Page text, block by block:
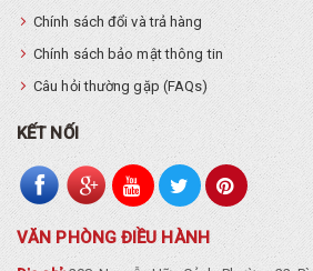
Chính sách đổi và trả hàng
Chính sách bảo mật thông tin
Câu hỏi thường gặp (FAQs)
KẾT NỐI
VĂN PHÒNG ĐIỀU HÀNH